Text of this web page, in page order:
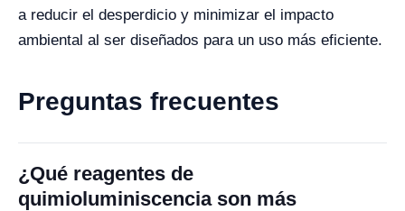
a reducir el desperdicio y minimizar el impacto
ambiental al ser diseñados para un uso más eficiente.
Preguntas frecuentes
¿Qué reagentes de
quimioluminiscencia son más